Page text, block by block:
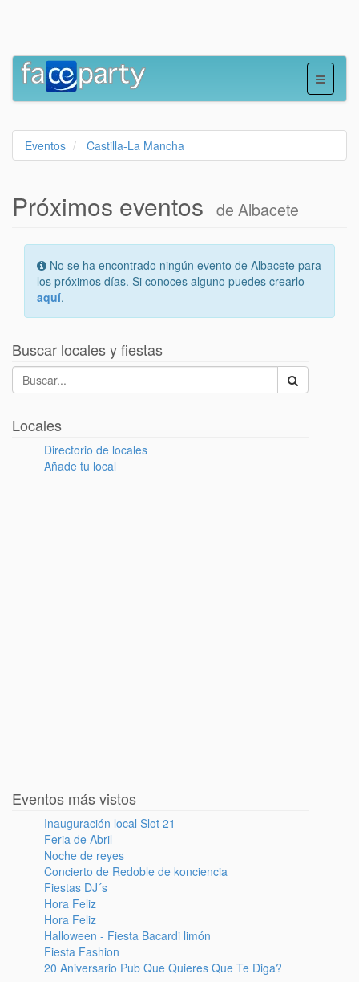
Eventos Castilla-La Mancha
Próximos eventos de Albacete
No se ha encontrado ningún evento de Albacete para
los próximos días. Si conoces alguno puedes crearlo
aquí.
Buscar locales y fiestas
Locales
Directorio de locales
Añade tu local
Eventos más vistos
Inauguración local Slot 21
Feria de Abril
Noche de reyes
Concierto de Redoble de konciencia
Fiestas DJ´s
Hora Feliz
Hora Feliz
Halloween - Fiesta Bacardi limón
Fiesta Fashion
20 Aniversario Pub Que Quieres Que Te Diga?